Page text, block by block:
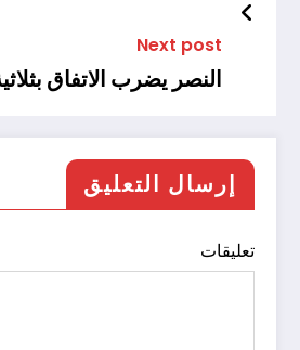
Next post
النصر يضرب الاتفاق بثلاثية
إرسال التعليق
تعليقات